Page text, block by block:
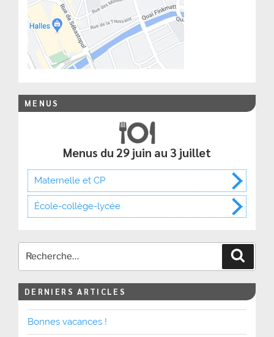
MENUS
Menus du 29 juin au 3 juillet
Maternelle et CP
École-collège-lycée
DERNIERS ARTICLES
Bonnes vacances !